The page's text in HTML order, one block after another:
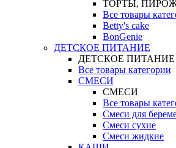
ТОРТЫ,
Все товары
Betty's cake
BonGenie
ДЕТСКОЕ ПИТАНИЕ
ДЕТСКОЕ ПИТАНИЕ
Все товары категории
СМЕСИ
СМЕСИ
Все товары
Смеси для
Смеси сухие
Смеси жидкие